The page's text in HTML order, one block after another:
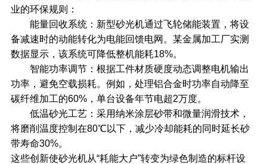
业的环保规则：
能量回收系统：新型砂光机通过飞轮储能装置，将设
备减速时的动能转化为电能回馈电网。某金属加工厂实测
数据显示，该系统可降低整机能耗18%。
智能功率调节：根据工件材质硬度动态调整电机输出
功率，避免空载损耗。例如，处理铝合金时功率自动降至
碳纤维加工的60%，单台设备年节电超2万度。
低温砂光工艺：采用纳米涂层砂带和微量润滑技术，
将磨削温度控制在80℃以下，减少冷却能耗的同时延长砂
带寿命30%。
这些创新使砂光机从“耗能大户”转变为绿色制造的标杆设